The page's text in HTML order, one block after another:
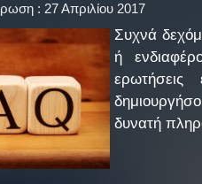
: 27 Απριλίου 2017
Συχνά
ή
δυνατή